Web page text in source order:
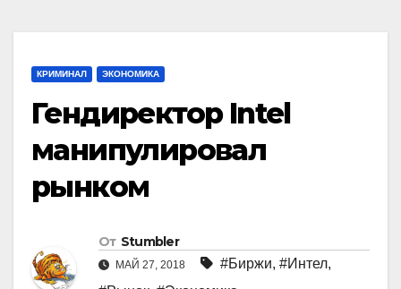
КРИМИНАЛ ЭКОНОМИКА
Гендиректор Intel
манипулировал
рынком
От Stumbler
МАЙ 27, 2018 #Биржи, #Интел,